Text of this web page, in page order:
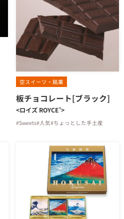
空スイーツ・銘菓
板チョコレート[ブラック]
<ロイズ ROYCE'>
#Sweets#人気#ちょっとした手土産